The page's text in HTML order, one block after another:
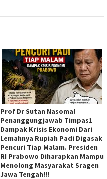
Prof Dr Sutan Nasomal
Penanggungjawab Timpas1
Dampak Krisis Ekonomi Dari
Lemahnya Rupiah Padi Digasak
Pencuri Tiap Malam. Presiden
RI Prabowo Diharapkan Mampu
Menolong Masyarakat Sragen
Jawa Tengah!!!